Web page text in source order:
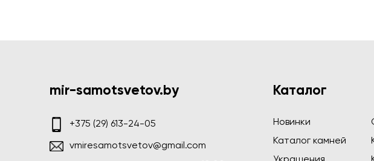
mir-samotsvetov.by
+375 (29) 613-24-05
vmiresamotsvetov@gmail.com
Каталог
Новинки
Каталог камней